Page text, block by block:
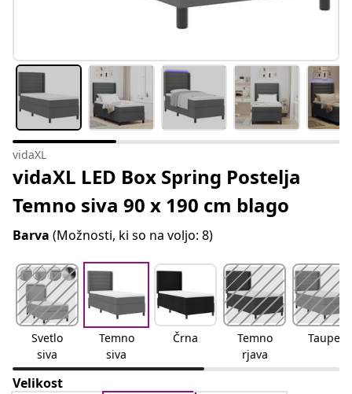
vidaXL
vidaXL LED Box Spring Postelja
Temno siva 90 x 190 cm blago
Barva (Možnosti, ki so na voljo: 8)
Svetlo
siva
Temno
siva
Črna
Temno
rjava
Taupe
Velikost